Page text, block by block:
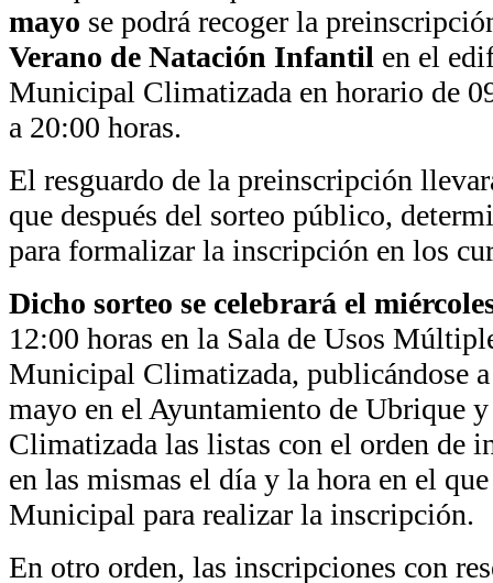
mayo se podrá recoger la
Verano de Natación Infantil en el
Municipal Climatizada en horario de
a 20:00 horas.
El resguardo de la preinscripción
que después del sorteo público,
para formalizar la inscripción en los
Dicho sorteo se celebrará el
12:00 horas en la Sala de Usos
Municipal Climatizada, publicándose
mayo en el Ayuntamiento de Ubrique
Climatizada las listas con el orden de
en las mismas el día y la hora en el
Municipal para realizar la inscripción.
En otro orden, las inscripciones con